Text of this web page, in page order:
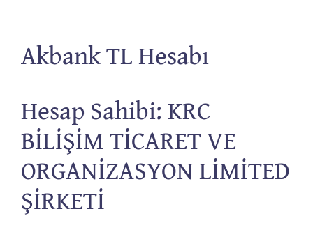
Akbank TL Hesabı
Hesap Sahibi: KRC
BİLİŞİM TİCARET VE
ORGANİZASYON LİMİTED
ŞİRKETİ